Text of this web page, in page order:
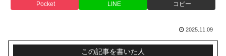
Pocket LINE コピー
2025.11.09
この記事を書いた人